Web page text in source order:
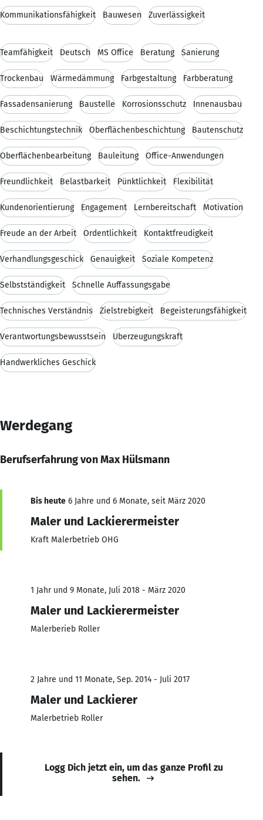
Kommunikationsfähigkeit Bauwesen Zuverlässigkeit
Teamfähigkeit Deutsch MS Office Beratung Sanierung
Trockenbau Wärmedämmung Farbgestaltung Farbberatung
Fassadensanierung Baustelle Korrosionsschutz Innenausbau
Beschichtungstechnik Oberflächenbeschichtung Bautenschutz
Oberflächenbearbeitung Bauleitung Office-Anwendungen
Freundlichkeit Belastbarkeit Pünktlichkeit Flexibilität
Kundenorientierung Engagement Lernbereitschaft Motivation
Freude an der Arbeit Ordentlichkeit Kontaktfreudigkeit
Verhandlungsgeschick Genauigkeit Soziale Kompetenz
Selbstständigkeit Schnelle Auffassungsgabe
Technisches Verständnis Zielstrebigkeit Begeisterungsfähigkeit
Verantwortungsbewusstsein Überzeugungskraft
Handwerkliches Geschick
Werdegang
Berufserfahrung von Max Hülsmann
Bis heute 6 Jahre und 6 Monate, seit März 2020
Maler und Lackierermeister
Kraft Malerbetrieb OHG
1 Jahr und 9 Monate, Juli 2018 - März 2020
Maler und Lackierermeister
Malerberieb Roller
2 Jahre und 11 Monate, Sep. 2014 - Juli 2017
Maler und Lackierer
Malerbetrieb Roller
Logg Dich jetzt ein, um das ganze Profil zu
sehen.